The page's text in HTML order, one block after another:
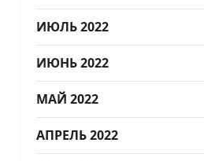
ИЮЛЬ 2022
ИЮНЬ 2022
МАЙ 2022
АПРЕЛЬ 2022